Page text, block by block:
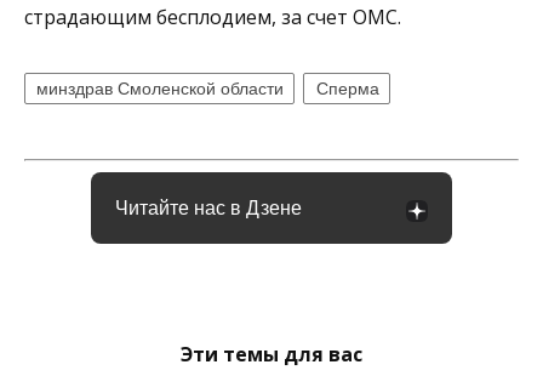
страдающим бесплодием, за счет ОМС.
минздрав Смоленской области Сперма
Читайте нас в Дзене
Эти темы для вас